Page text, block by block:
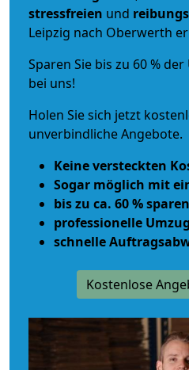
stressfreien und
Leipzig nach Oberwerth
Sparen Sie bis zu 60 %
bei uns!
Holen Sie sich jetzt
unverbindliche Angebote.
Keine versteckten
Sogar möglich mit
bis zu ca. 60 % sparen
professionelle
schnelle
Kostenlose